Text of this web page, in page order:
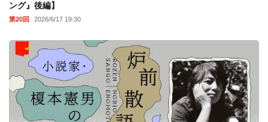
ング』後編】
第20回 2026/6/17 19:30